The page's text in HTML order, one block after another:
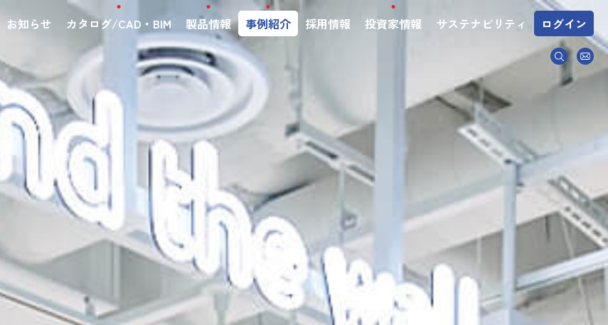
お知らせ カタログ/CAD・BIM 製品情報 事例紹介 採用情報 投資家情報 サステナビリティ ログイン